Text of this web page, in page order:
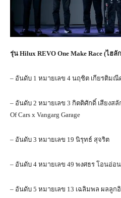
รุ่น Hilux REVO One Make Race (ไฮลั
– อันดับ 1 หมายเลข 4 นฤชิต เกียรติมณี
– อันดับ 2 หมายเลข 3 กิตติศักดิ์ เสียงสลั
Of Cars x Vangarg Garage
– อันดับ 3 หมายเลข 19 นิรุทธ์ สุจริต
– อันดับ 4 หมายเลข 49 พงศธร โอนอ่อ
– อันดับ 5 หมายเลข 13 เฉลิมพล ผลลูก